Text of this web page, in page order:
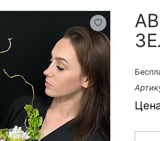
КОНТАКТНЫЕ
БЫСТРАЯ ПОКУПКА